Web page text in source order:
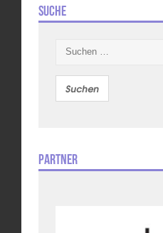
Suche
nach:
Partner